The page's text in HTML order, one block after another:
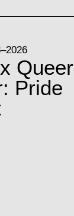
Queer
Pride